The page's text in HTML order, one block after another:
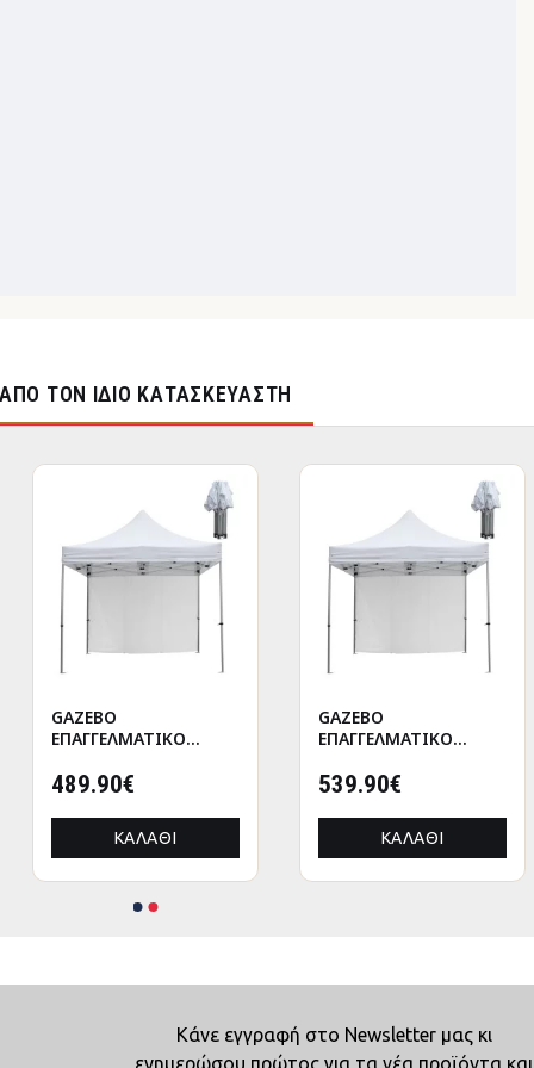
ΑΠΌ ΤΟΝ ΊΔΙΟ ΚΑΤΑΣΚΕΥΑΣΤΉ
GAZEBO
ΕΠΑΓΓΕΛΜΑΤΙΚΟ
CRESSEN HM21098
ΑΛΟΥΜΙΝΙΟΥ
3x4,5x3,4Yμ
489.90€
ΚΑΛΆΘΙ
GAZEBO
ΕΠΑΓΓΕΛΜΑΤΙΚΟ
CRESSEN HM21098.01
ΑΛΟΥΜΙΝΙΟΥ
3x4,5x3,4Yμ
539.90€
ΚΑΛΆΘΙ
Κάνε εγγραφή στο Newsletter μας κι
ενημερώσου πρώτος για τα νέα προϊόντα και